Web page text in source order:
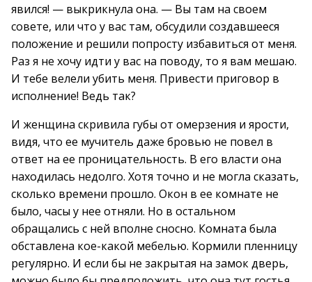
явился! — выкрикнула она. — Вы там на своем
совете, или что у вас там, обсудили создавшееся
положение и решили попросту избавиться от меня.
Раз я не хочу идти у вас на поводу, то я вам мешаю.
И тебе велели убить меня. Привести приговор в
исполнение! Ведь так?
И женщина скривила губы от омерзения и ярости,
видя, что ее мучитель даже бровью не повел в
ответ на ее проницательность. В его власти она
находилась недолго. Хотя точно и не могла сказать,
сколько времени прошло. Окон в ее комнате не
было, часы у нее отняли. Но в остальном
обращались с ней вполне сносно. Комната была
обставлена кое-какой мебелью. Кормили пленницу
регулярно. И если бы не закрытая на замок дверь,